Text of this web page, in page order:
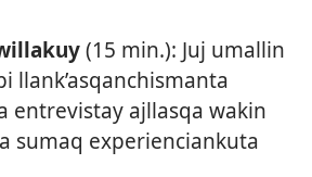
(15 min.): Juj umallin
llank’asqanchismanta
entrevistay ajllasqa wakin
sumaq experienciankuta